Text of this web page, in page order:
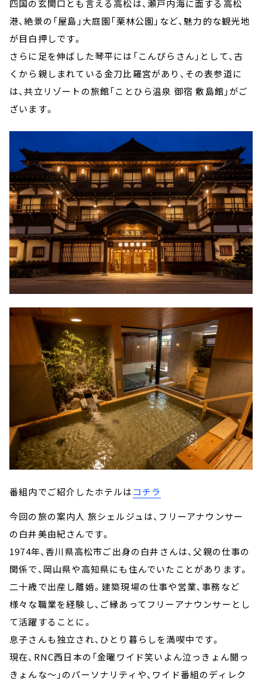
四国の玄関口とも言える高松は、瀬戸内海に面する高松
港、絶景の「屋島」大庭園「栗林公園」など、魅力的な観光地
が目白押しです。
さらに足を伸ばした琴平には「こんぴらさん」として、古
くから親しまれている金刀比羅宮があり、その表参道に
は、共立リゾートの旅館「ことひら温泉 御宿 敷島館」がご
ざいます。
番組内でご紹介したホテルは コチラ
今回の旅の案内人 旅シェルジュは、フリーアナウンサー
の白井美由紀さんです。
1974年、香川県高松市ご出身の白井さんは、父親の仕事の
関係で、岡山県や高知県にも住んでいたことがあります。
二十歳で出産し離婚。建築現場の仕事や営業、事務など
様々な職業を経験し、ご縁あってフリーアナウンサーとし
て活躍することに。
息子さんも独立され、ひとり暮らしを満喫中です。
現在、RNC西日本の「金曜ワイド笑いよん泣っきょん聞っ
きょんな～」のパーソナリティや、ワイド番組のディレク